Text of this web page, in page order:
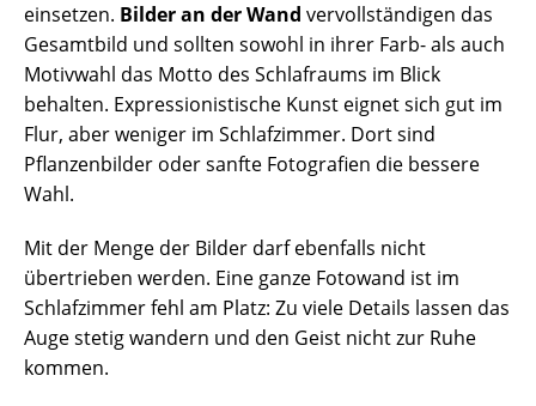
einsetzen. Bilder an der Wand vervollständigen das
Gesamtbild und sollten sowohl in ihrer Farb- als auch
Motivwahl das Motto des Schlafraums im Blick
behalten. Expressionistische Kunst eignet sich gut im
Flur, aber weniger im Schlafzimmer. Dort sind
Pflanzenbilder oder sanfte Fotografien die bessere
Wahl.
Mit der Menge der Bilder darf ebenfalls nicht
übertrieben werden. Eine ganze Fotowand ist im
Schlafzimmer fehl am Platz: Zu viele Details lassen das
Auge stetig wandern und den Geist nicht zur Ruhe
kommen.